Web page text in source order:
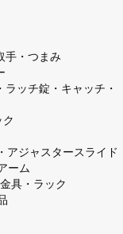
手・つまみ
ラッチ錠・キャッチ・
アジャスタースライド
ーム
具・ラック